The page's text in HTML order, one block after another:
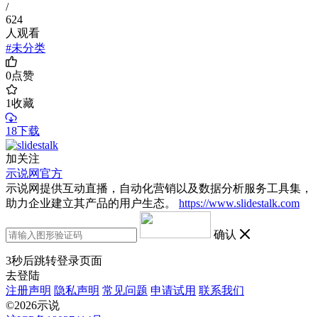
/
624
人观看
#未分类
0点赞
1收藏
18下载
加关注
示说网官方
示说网提供互动直播，自动化营销以及数据分析服务工具集，
助力企业建立其产品的用户生态。
https://www.slidestalk.com
确认
3秒后跳转登录页面
去登陆
注册声明 隐私声明 常见问题 申请试用 联系我们
©2026示说